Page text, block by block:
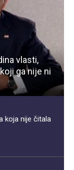
vlasti,
ga nije ni
koja nije čitala